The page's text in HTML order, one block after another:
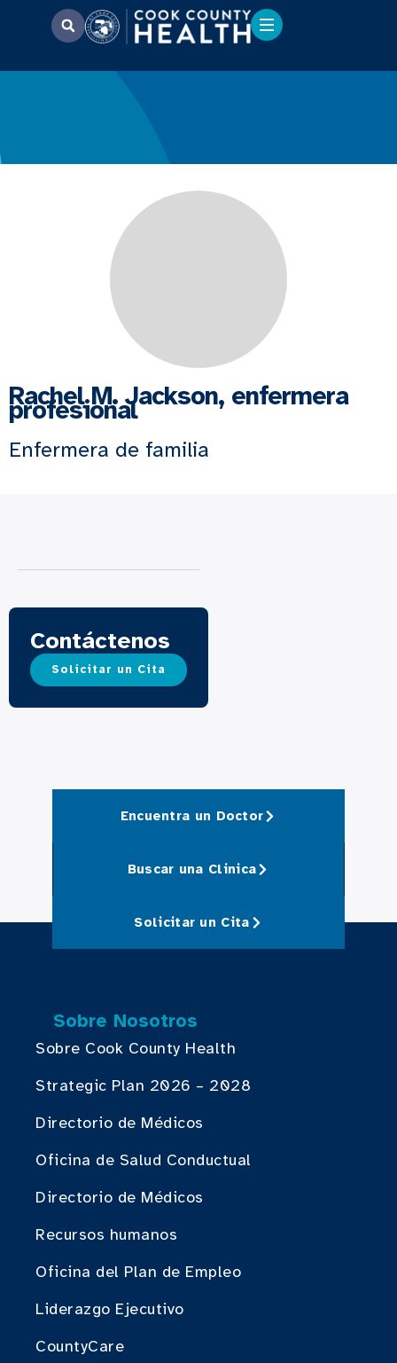
Rachel M. Jackson, enfermera
profesional
Enfermera de familia
Contáctenos
Solicitar un Cita
Encuentra un Doctor
Buscar una Clinica
Solicitar un Cita
Sobre Nosotros
Sobre Cook County Health
Strategic Plan 2026 – 2028
Directorio de Médicos
Oficina de Salud Conductual
Directorio de Médicos
Recursos humanos
Oficina del Plan de Empleo
Liderazgo Ejecutivo
CountyCare